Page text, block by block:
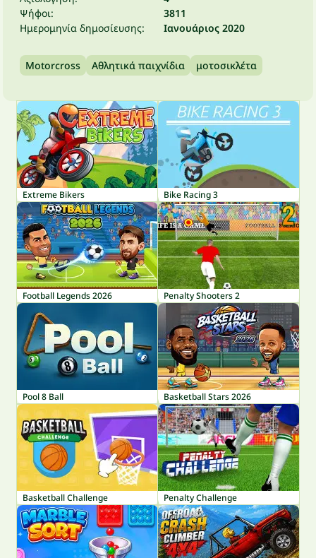
Ψήφοι:
3811
Ημερομηνία δημοσίευσης:
Ιανουάριος 2020
Motorcross Αθλητικά παιχνίδια μοτοσικλέτα
Extreme Bikers Bike Racing 3
Football Legends 2026 Penalty Shooters 2
Pool 8 Ball Basketball Stars 2026
Basketball Challenge Penalty Challenge